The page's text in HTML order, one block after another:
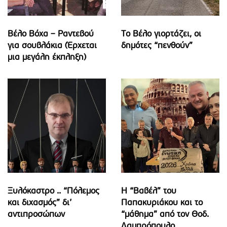
Βέλο Βόχα – Ραντεβού
για σουβλάκια (Έρχεται
μια μεγάλη έκπληξη)
Το Βέλο γιορτάζει, οι
δημότες “πενθούν”
Ξυλόκαστρο .. “Πόλεμος
και διχασμός” δι’
αντιπροσώπων
Η “Βαβέλ” του
Παπακυριάκου και το
“μάθημα” από τον Θοδ.